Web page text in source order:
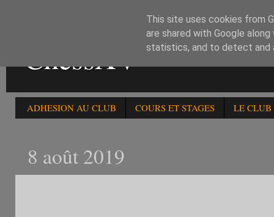
ChessXV
ADHESION AU CLUB COURS ET STAGES LE CLUB
8 août 2019
This site uses cookies from
are shared with Google
statistics, and to detect and